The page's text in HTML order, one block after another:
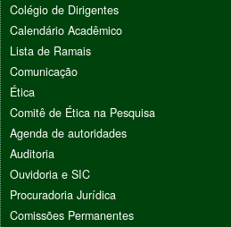
Colégio de Dirigentes
Calendário Acadêmico
Lista de Ramais
Comunicação
Ética
Comitê de Ética na Pesquisa
Agenda de autoridades
Auditoria
Ouvidoria e SIC
Procuradoria Jurídica
Comissões Permanentes